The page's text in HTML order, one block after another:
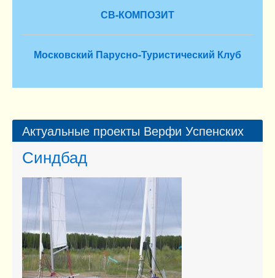
СВ-КОМПОЗИТ
Московский Парусно-Туристический Клуб
Актуальные проекты Верфи Успенских
Синдбад